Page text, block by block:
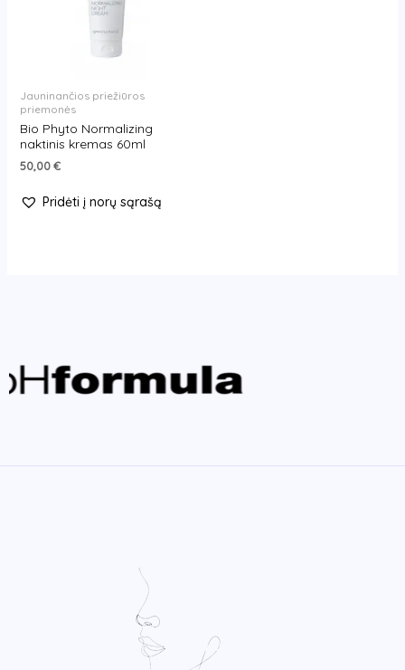
Jauninančios priežiūros
priemonės
Bio Phyto Normalizing
naktinis kremas 60ml
50,00€
Pridėti į norų sąrašą